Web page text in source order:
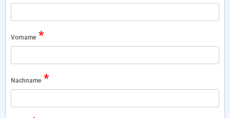
Vorname *
Nachname *